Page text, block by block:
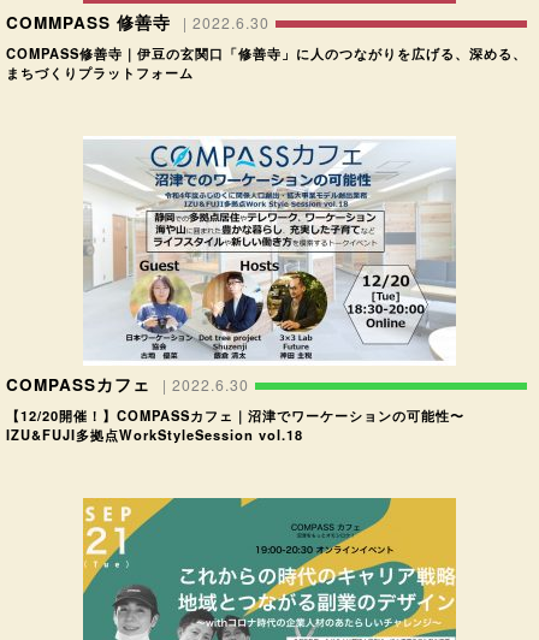
COMMPASS 修善寺 | 2022.6.30
COMPASS修善寺｜伊豆の玄関口「修善寺」に人のつながりを広げる、深める、
まちづくりプラットフォーム
COMPASSカフェ | 2022.6.30
【12/20開催！】COMPASSカフェ｜沼津でワーケーションの可能性〜
IZU&FUJI多拠点WorkStyleSession vol.18